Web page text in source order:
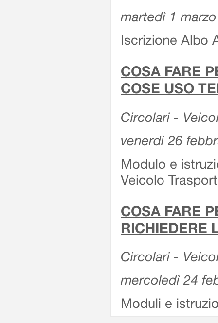
martedì 1
Iscrizione Albo
COSA FARE
COSE USO
Circolari -
venerdì 26
Modulo e
Veicolo
COSA FARE
RICHIEDERE
Circolari -
mercoledì 24
Moduli e